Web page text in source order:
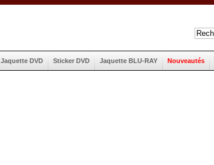
Jaquette DVD Sticker DVD Jaquette BLU-RAY Nouveautés